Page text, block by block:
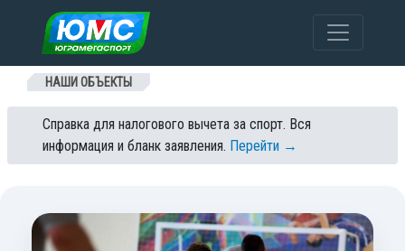
Перейти к содержанию
НАШИ ОБЪЕКТЫ
Справка для налогового вычета за спорт. Вся
информация и бланк заявления. Перейти →